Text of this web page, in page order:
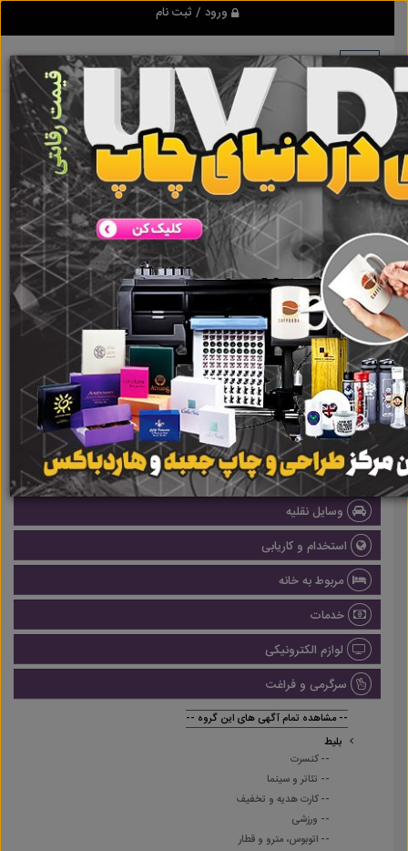
ورود / ثبت نام
هیچ آگهی در این گروه ثبت نشده
است
گروه ها
املاک
صنعتی
پزشکی و سلامت
وسایل نقلیه
استخدام و کاریابی
مربوط به خانه
خدمات
لوازم الکترونیکی
سرگرمی و فراغت
-- مشاهده تمام آگهی های این گروه --
بلیط
-- کنسرت
-- تئاتر و سینما
-- کارت هدیه و تخفیف
-- ورزشی
-- اتوبوس، مترو و قطار